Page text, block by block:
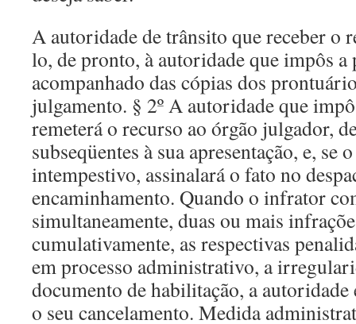
A autoridade de trânsito que receber o
lo, de pronto, à autoridade que impôs a
acompanhado das cópias dos
julgamento. § 2º A autoridade que
remeterá o recurso ao órgão julgador,
subseqüentes à sua apresentação, e, se
intempestivo, assinalará o fato no
encaminhamento. Quando o infrator
simultaneamente, duas ou mais
cumulativamente, as respectivas
em processo administrativo, a
documento de habilitação, a
o seu cancelamento. Medida